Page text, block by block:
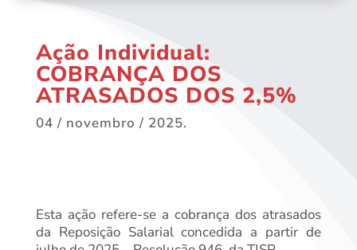
Ação Individual:
COBRANÇA DOS
ATRASADOS DOS 2,5%
04 / novembro / 2025.
Esta ação refere-se a cobrança dos atrasados
da Reposição Salarial concedida a partir de